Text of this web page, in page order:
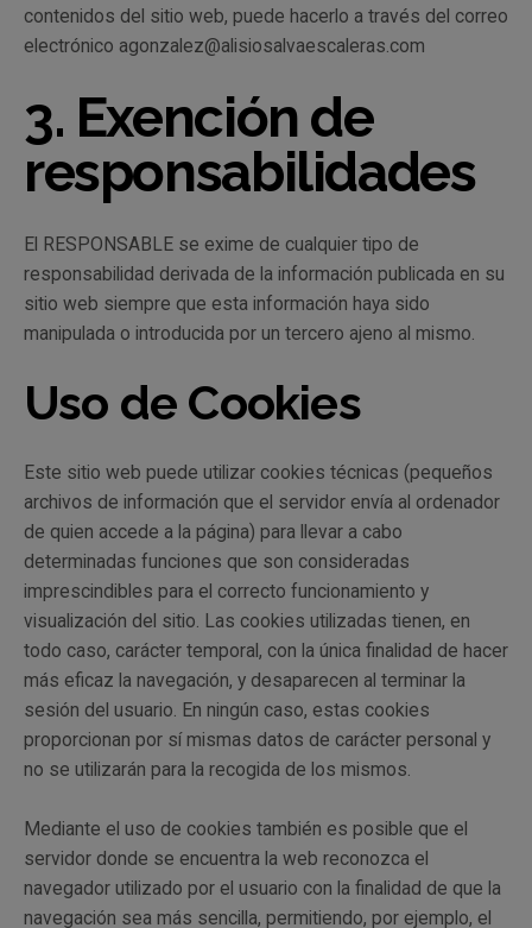
contenidos del sitio web, puede hacerlo a través del correo
electrónico agonzalez@alisiosalvaescaleras.com
3. Exención de
responsabilidades
El RESPONSABLE se exime de cualquier tipo de
responsabilidad derivada de la información publicada en su
sitio web siempre que esta información haya sido
manipulada o introducida por un tercero ajeno al mismo.
Uso de Cookies
Este sitio web puede utilizar cookies técnicas (pequeños
archivos de información que el servidor envía al ordenador
de quien accede a la página) para llevar a cabo
determinadas funciones que son consideradas
imprescindibles para el correcto funcionamiento y
visualización del sitio. Las cookies utilizadas tienen, en
todo caso, carácter temporal, con la única finalidad de hacer
más eficaz la navegación, y desaparecen al terminar la
sesión del usuario. En ningún caso, estas cookies
proporcionan por sí mismas datos de carácter personal y
no se utilizarán para la recogida de los mismos.
Mediante el uso de cookies también es posible que el
servidor donde se encuentra la web reconozca el
navegador utilizado por el usuario con la finalidad de que la
navegación sea más sencilla, permitiendo, por ejemplo, el